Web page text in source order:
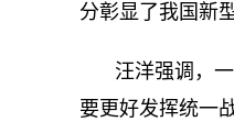
分彰显了我国新
汪洋强调，
要更好发挥统一